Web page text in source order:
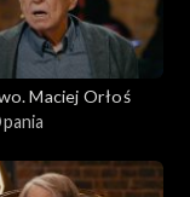
Maciej Orłoś